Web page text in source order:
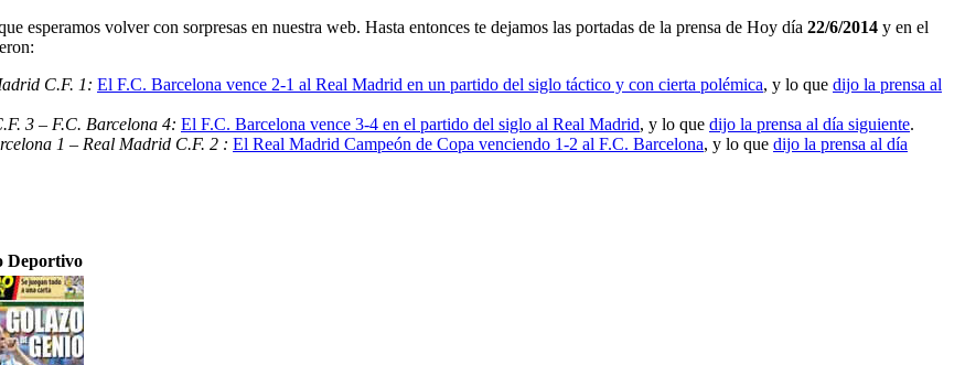
esperamos volver con sorpresas en nuestra web. Hasta entonces te dejamos las portadas de la prensa de Hoy día 22/6/2014 y en el
C.F. 1: El F.C. Barcelona vence 2-1 al Real Madrid en un partido del siglo táctico y con cierta polémica, y lo que dijo la prensa al
3 – F.C. Barcelona 4: El F.C. Barcelona vence 3-4 en el partido del siglo al Real Madrid, y lo que dijo la prensa al día siguiente.
1 – Real Madrid C.F. 2 : El Real Madrid Campeón de Copa venciendo 1-2 al F.C. Barcelona, y lo que dijo la prensa al día
Deportivo